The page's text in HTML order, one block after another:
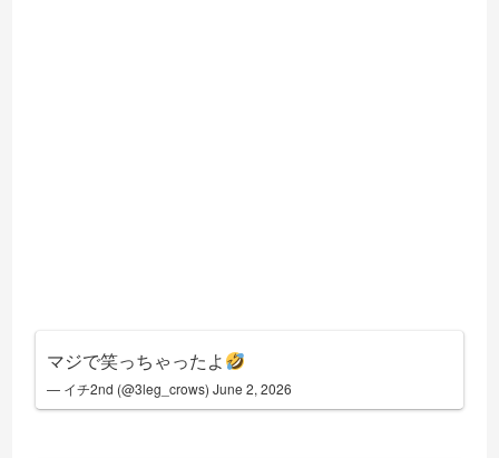
マジで笑っちゃったよ
— イチ2nd (@3leg_crows)June 2, 2026